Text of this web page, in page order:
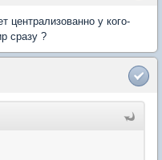
централизованно у кого-
сразу ?